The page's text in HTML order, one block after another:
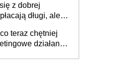
po cichu
z dobrej
długi, ale
teraz chętniej
działania